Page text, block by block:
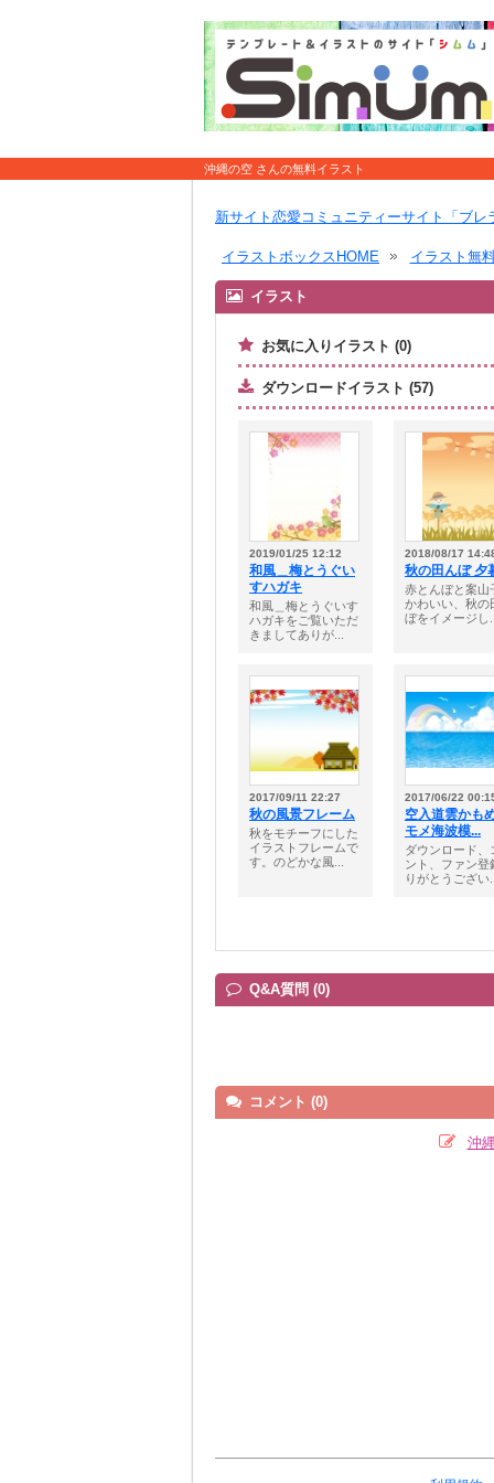
沖縄の空 さんの無料イラスト
新サイト恋愛コミュニティーサイト「ブレ
イラストボックスHOME イラスト無
イラスト
お気に入りイラスト (0)
ダウンロードイラスト (57)
2019/01/25 12:12
和風＿梅とうぐい
すハガキ
和風＿梅とうぐいす
ハガキをご覧いただ
きましてありが...
2018/08/17
秋の田んぼ 夕
赤とんぼと案山
かわいい、秋の
ぼをイメージし
2017/09/11 22:27
秋の風景フレーム
秋をモチーフにした
イラストフレームで
す。のどかな風...
2017/06/22
空入道雲かも
モメ海波模...
ダウンロード、
ント、ファン登
りがとうござい
Q&A質問 (0)
コメント (0)
沖